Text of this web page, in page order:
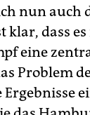
nun auch
klar, dass
eine
Problem
Ergebnisse